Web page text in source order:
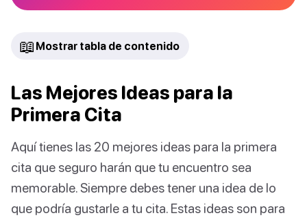
📖 Mostrar tabla de contenido
Las Mejores Ideas para la
Primera Cita
Aquí tienes las 20 mejores ideas para la primera
cita que seguro harán que tu encuentro sea
memorable. Siempre debes tener una idea de lo
que podría gustarle a tu cita. Estas ideas son para